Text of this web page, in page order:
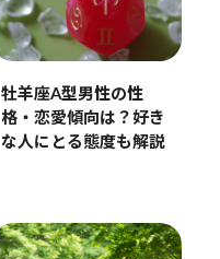
牡羊座A型男性の性
格・恋愛傾向は？好き
な人にとる態度も解説